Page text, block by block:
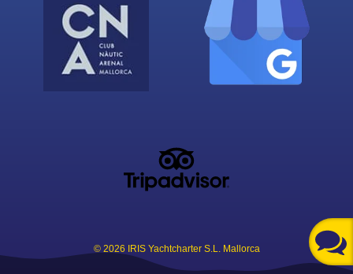
© 2026 IRIS Yachtcharter S.L. Mallorca